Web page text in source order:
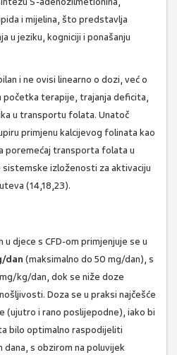
i mijelina, što predstavlja
u jeziku, kogniciji i ponašanju
i ne ovisi linearno o dozi, već o
početka terapije, trajanja deficita,
u transportu folata. Unatoč
primjenu kalcijevog folinata kao
poremećaj transporta folata u
sistemske izloženosti za aktivaciju
(14,18,23).
djece s CFD-om primjenjuje se u
dan (maksimalno do 50 mg/dan), s
kg/dan, dok se niže doze
Doza se u praksi najčešće
(ujutro i rano poslijepodne), iako bi
bilo optimalno raspodijeliti
s obzirom na poluvijek